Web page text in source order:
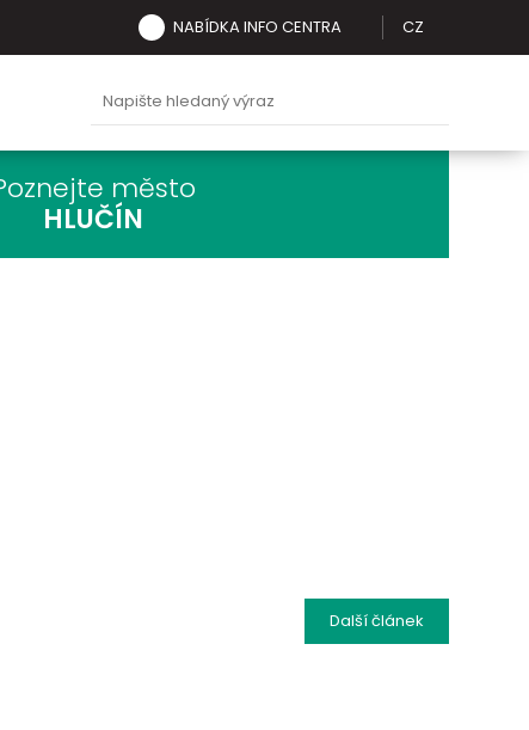
NABÍDKA INFO CENTRA CZ
město
HLUČÍN
Dalšíčlánek